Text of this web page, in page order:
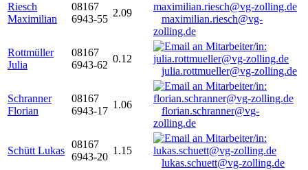
Riesch
Maximilian
08167
6943-55
2.09
maximilian.riesch@vg-
zolling.de
Rottmüller
Julia
08167
6943-62
0.12
julia.rottmueller@vg-zolling.de
Schranner
Florian
08167
6943-17
1.06
florian.schranner@vg-
zolling.de
Schütt Lukas
08167
6943-20
1.15
lukas.schuett@vg-zolling.de